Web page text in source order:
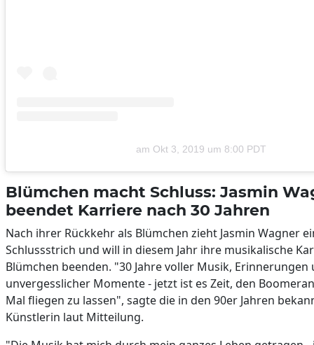
am Okt 3, 2019 um 8:00 PDT
Blümchen macht Schluss: Jasmin
beendet Karriere nach 30 Jahren
Nach ihrer Rückkehr als Blümchen zieht Jasmin Wagner
Schlussstrich und will in diesem Jahr ihre musikalische
Blümchen beenden. "30 Jahre voller Musik, Erinnerungen
unvergesslicher Momente - jetzt ist es Zeit, den
Mal fliegen zu lassen", sagte die in den 90er Jahren
Künstlerin laut Mitteilung.